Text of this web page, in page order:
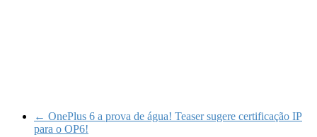
← OnePlus 6 a prova de água! Teaser sugere certificação IP
para o OP6!